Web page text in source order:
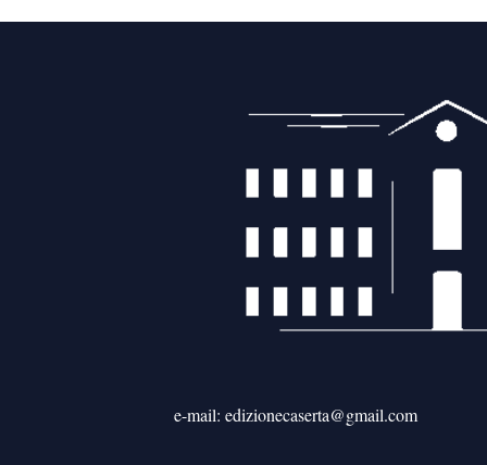
articoli
e-mail: edizionecaserta@gmail.com